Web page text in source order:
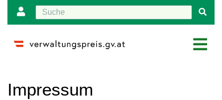
Impressum